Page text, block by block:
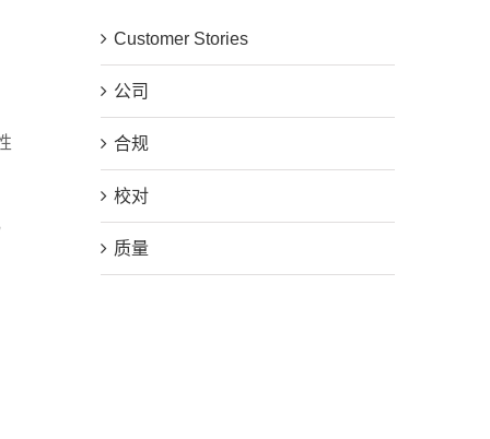
Customer Stories
公司
合规
校对
质量